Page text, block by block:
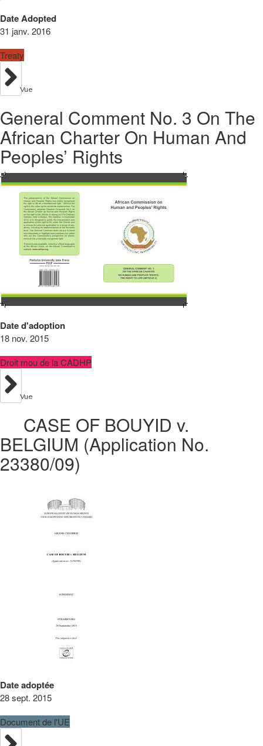
Date Adopted
31 janv. 2016
Treaty
Vue
General Comment No. 3 On The
African Charter On Human And
Peoples’ Rights
Date d'adoption
18 nov. 2015
Droit mou de la CADHP
Vue
CASE OF BOUYID v.
BELGIUM (Application No.
23380/09)
Date adoptée
28 sept. 2015
Document de l'UE